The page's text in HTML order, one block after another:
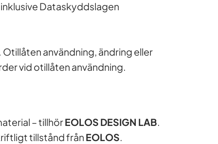
Dataskyddslagen
användning, ändring eller
vid otillåten användning.
– tillhörEOLOS DESIGN LAB.
tillstånd från EOLOS.